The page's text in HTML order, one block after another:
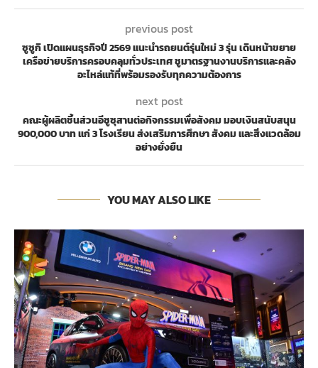
previous post
ซูซูกิ เปิดแผนธุรกิจปี 2569 แนะนำรถยนต์รุ่นใหม่ 3 รุ่น เดินหน้าขยาย
เครือข่ายบริการครอบคลุมทั่วประเทศ ชูมาตรฐานงานบริการและคลัง
อะไหล่แท้ที่พร้อมรองรับทุกความต้องการ
next post
คณะผู้ผลิตชิ้นส่วนอีซูซุสานต่อกิจกรรมเพื่อสังคม มอบเงินสนับสนุน
900,000 บาท แก่ 3 โรงเรียน ส่งเสริมการศึกษา สังคม และสิ่งแวดล้อม
อย่างยั่งยืน
YOU MAY ALSO LIKE